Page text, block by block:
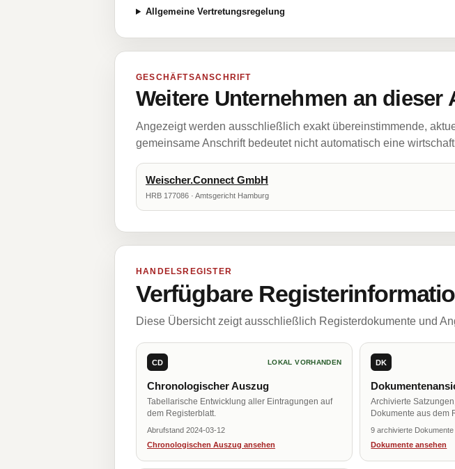
Allgemeine Vertretungsregelung
GESCHÄFTSANSCHRIFT
Weitere Unternehmen an dieser
Angezeigt werden ausschließlich exakt übereinstimmende,
gemeinsame Anschrift bedeutet nicht automatisch eine
Weischer.Connect GmbH
HRB 177086 · Amtsgericht Hamburg
HANDELSREGISTER
Verfügbare
Diese Übersicht zeigt ausschließlich Registerdokumente und
CD LOKAL VORHANDEN
Chronologischer Auszug
Tabellarische Entwicklung aller Eintragungen auf
dem Registerblatt.
Abrufstand 2024-03-12
Chronologischen Auszug ansehen
DK
Archivierte
Dokumente aus dem
9 archivierte Dokumente
Dokumente ansehen